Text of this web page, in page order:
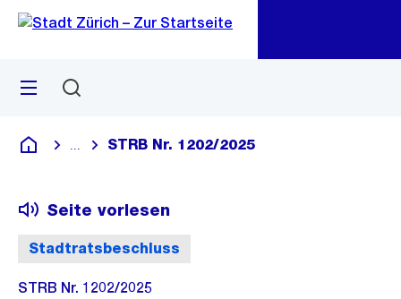
Navigation
Sprunglink
Menü
Deutsch
Blende alle Breadcrumbs ein
STRB Nr. 1202/2025
Stadtratsbeschluss
Seite vorlesen
STRB Nr. 1202/2025